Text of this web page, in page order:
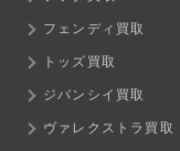
フェンディ買取
トッズ買取
ジバンシイ買取
ヴァレクストラ買取